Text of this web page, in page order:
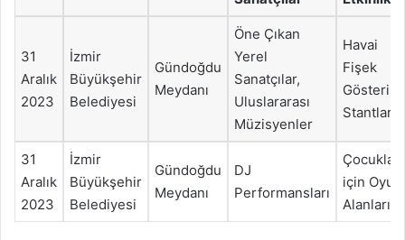
31
Aralık
2023
İzmir
Büyükşehir
Belediyesi
Gündoğdu
Meydanı
Öne Çıkan
Yerel
Sanatçılar,
Uluslararası
Müzisyenler
Havai
Fişek
Gösterisi,
Stantlar
31
Aralık
2023
İzmir
Büyükşehir
Belediyesi
Gündoğdu
Meydanı
DJ
Performansları
Çocuklar
için Oyun
Alanları